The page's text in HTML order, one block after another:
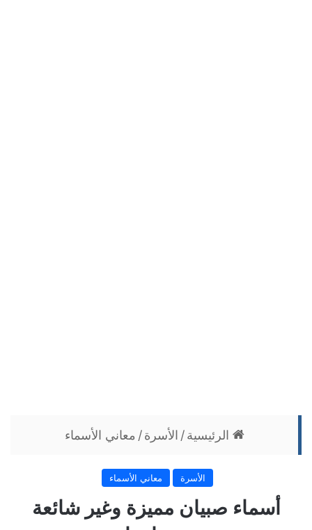
الرئيسية / الأسرة / معاني الأسماء
الأسرة معاني الأسماء
أسماء صبيان مميزة وغير شائعة